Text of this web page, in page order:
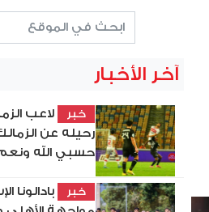
آخر الأخبار
خبر
لاعب
حسبي الله
خبر
بادالونا